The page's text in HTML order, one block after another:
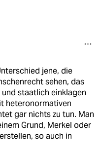
jene, die
sehen, das
staatlich einklagen
heteronormativen
gar nichts zu tun. Man
Grund, Merkel oder
so auch in